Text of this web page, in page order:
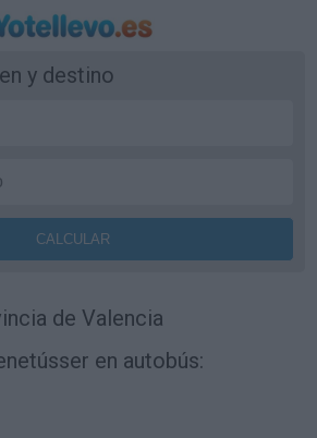
y destino
de Valencia
en autobús: